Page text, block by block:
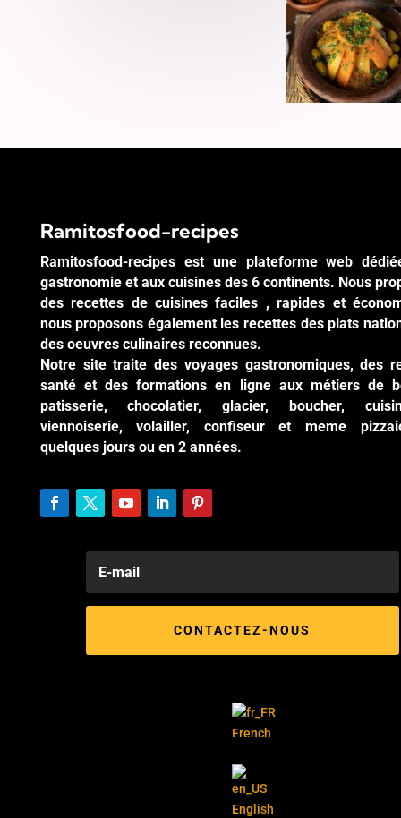
Ramitosfood-recipes
Ramitosfood-recipes est une plateforme web
gastronomie et aux cuisines des 6 continents. Nous
des recettes de cuisines faciles , rapides et
nous proposons également les recettes des plats
des oeuvres culinaires reconnues.
Notre site traite des voyages gastronomiques, des
santé et des formations en ligne aux métiers de
patisserie, chocolatier, glacier, boucher,
viennoiserie, volailler, confiseur et meme
quelques jours ou en 2 années.
CONTACTEZ-NOUS
French
English